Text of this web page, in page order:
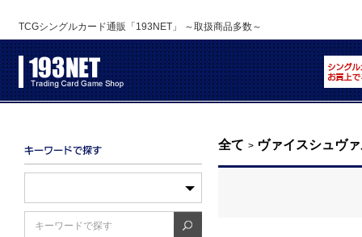
TCGシングルカード通販「193NET」 ～取扱商品多数～
全て > ヴァイスシュヴ